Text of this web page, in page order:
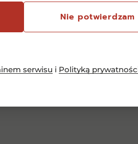
Nie potwierdzam
serwisu i Polityką